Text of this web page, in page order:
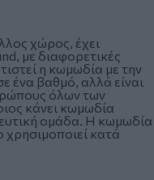
χώρος, έχει
με διαφορετικές
η κωμωδία με την
ένα βαθμό, αλλά είναι
όλων των
κάνει κωμωδία
ομάδα. Η κωμωδία
χρησιμοποιεί κατά